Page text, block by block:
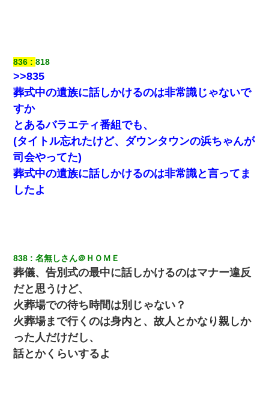
された弟が、大学進学のために一人暮らししたいと言い出した。
テレワーク上司「会議中はカメラ付けろ！」女社員「え、事前連
絡無しは無理」上司「いいから付けろ！」→
とっさに女児を捕まえたら変質者扱いされた。母親「あっち行っ
てよ！気持ち悪い！（ｼｯｼｯ」→ 後日、俺を見つけた母親がすっ飛
んできて・・・
ワイアラサー主婦、昨晩久しぶりに夫と致した結果ｗｗｗｗｗ
夫に癌の余命宣告。その闘病中に長女から信じられない言葉を受
けた
アパートのドアに『ハンザイ者！この人はさいあくの人です』と
張り紙が！大家「面倒はごめんだよ」私「はあ」→警察に行き、
見回りで犯人が捕まったが、それが…｜生活｜ヌルポあんてな
【クズ】昔、兄がお見合いして「ブスすぎｗｗｗ」と断った女性
が、兄の同級生と結婚。それを知った兄は荒れ狂い、｢嫁さん、俺
836 818
>>835
葬式中の遺族に話しかけるのは非常識じゃないで
すか
とあるバラエティ番組でも、
(タイトル忘れたけど、ダウンタウンの浜ちゃんが
司会やってた)
葬式中の遺族に話しかけるのは非常識と言ってま
したよ
838 名無しさん＠ＨＯＭＥ
葬儀、告別式の最中に話しかけるのはマナー違反
だと思うけど、
火葬場での待ち時間は別じゃない？
火葬場まで行くのは身内と、故人とかなり親しか
った人だけだし、
話とかくらいするよ